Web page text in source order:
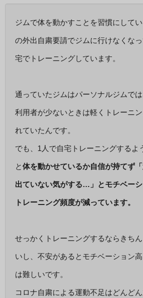
ジムで体を動かすことを習慣にして
の外出自粛要請でジムに行けなくな
宅でトレーニングしています。
通っていたジムはパーソナルジムでは
利用者が少ないときは軽くトレーニ
れていたんです。
でも、1人で自宅トレーニングするよ
と体を動かせているか自信が持てず
出ていない気がする…」とモチベーシ
トレーニング頻度が減っています。
せっかくトレーニングするならきち
いし、不安があるとモチベーション
は難しいです。
コロナ自粛による運動不足はどんどん